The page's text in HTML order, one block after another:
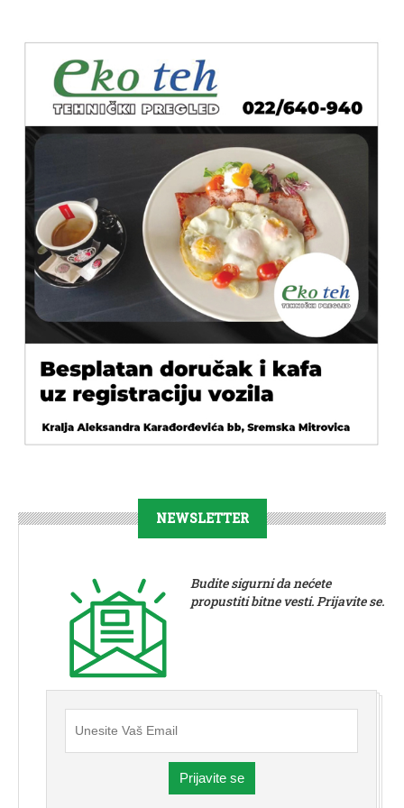
NEWSLETTER
Budite sigurni da nećete
propustiti bitne vesti. Prijavite se.
Prijavite se